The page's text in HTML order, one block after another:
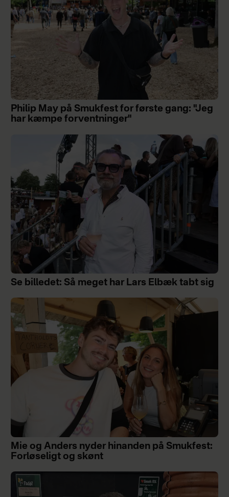
Philip May på Smukfest for første gang: "Jeg
har kæmpe forventninger"
Se billedet: Så meget har Lars Elbæk tabt sig
Mie og Anders nyder hinanden på Smukfest:
Forløseligt og skønt